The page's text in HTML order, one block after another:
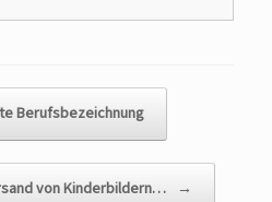
Berufsbezeichnung
von Kinderbildern… →